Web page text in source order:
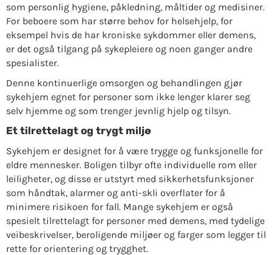
som personlig hygiene, påkledning, måltider og medisiner.
For beboere som har større behov for helsehjelp, for
eksempel hvis de har kroniske sykdommer eller demens,
er det også tilgang på sykepleiere og noen ganger andre
spesialister.
Denne kontinuerlige omsorgen og behandlingen gjør
sykehjem egnet for personer som ikke lenger klarer seg
selv hjemme og som trenger jevnlig hjelp og tilsyn.
Et tilrettelagt og trygt miljø
Sykehjem er designet for å være trygge og funksjonelle for
eldre mennesker. Boligen tilbyr ofte individuelle rom eller
leiligheter, og disse er utstyrt med sikkerhetsfunksjoner
som håndtak, alarmer og anti-skli overflater for å
minimere risikoen for fall. Mange sykehjem er også
spesielt tilrettelagt for personer med demens, med tydelige
veibeskrivelser, beroligende miljøer og farger som legger til
rette for orientering og trygghet.